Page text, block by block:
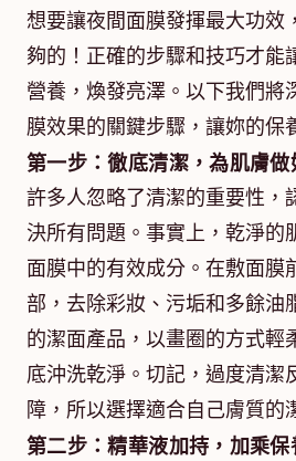
想要讓夜間面膜發揮最大功效
夠的！正確的步驟和技巧才能
營養，煥發亮澤。以下我們將
膜效果的關鍵步驟，讓妳的保
第一步：徹底清潔，為肌膚做
許多人忽略了清潔的重要性，
決所有問題。事實上，乾淨的
面膜中的有效成分。在敷面膜
部，去除彩妝、污垢和多餘油
的潔面產品，以畫圈的方式輕
底沖洗乾淨。切記，過度清潔
障，所以選擇適合自己膚質的
第二步：精華液加持，加乘保